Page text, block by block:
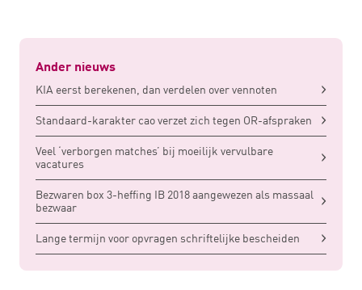
Ander nieuws
KIA eerst berekenen, dan verdelen over vennoten
Standaard-karakter cao verzet zich tegen OR-afspraken
Veel ‘verborgen matches’ bij moeilijk vervulbare
vacatures
Bezwaren box 3-heffing IB 2018 aangewezen als massaal
bezwaar
Lange termijn voor opvragen schriftelijke bescheiden